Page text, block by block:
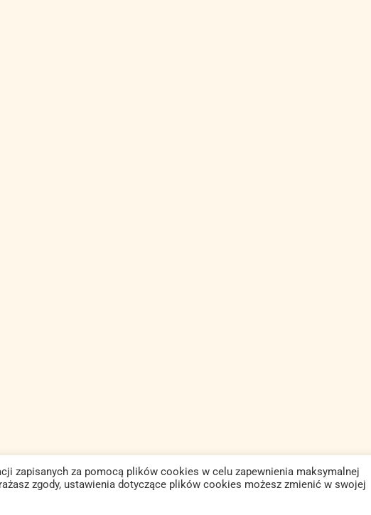
zapisanych za pomocą plików cookies w celu zapewnienia maksymalnej
zgody, ustawienia dotyczące plików cookies możesz zmienić w swojej